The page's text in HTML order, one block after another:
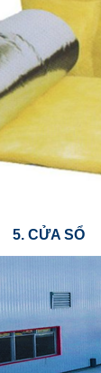
5. CỬA SỔ